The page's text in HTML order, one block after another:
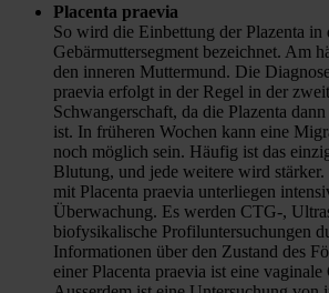
Placenta praevia
So wird die Einbettung der Plazenta in
Gebärmuttersegment bezeichnet. Am
den inneren Muttermund. Die
praevia erfolgt in der Regel in der
Schwangerschaft, da die Plazenta
ist. In früheren Wochen kann eine
noch möglich sein. Häufig ist das
Blutung, und jede weitere wird stärker.
mit Placenta praevia unterliegen
Überwachung. Es werden CTG-,
biofysikalische Profiluntersuchungen
Informationen über den Zustand des
einer Placenta praevia ist eine